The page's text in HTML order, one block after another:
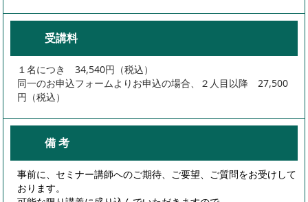
受講料
１名につき 34,540円（税込）
同一のお申込フォームよりお申込の場合、２人目以降 27,500
円（税込）
備 考
事前に、セミナー講師へのご期待、ご要望、ご質問をお受けして
おります。